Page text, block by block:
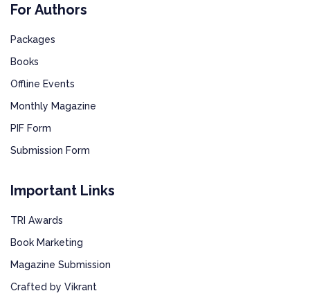
For Authors
Packages
Books
Offline Events
Monthly Magazine
PIF Form
Submission Form
Important Links
TRI Awards
Book Marketing
Magazine Submission
Crafted by Vikrant